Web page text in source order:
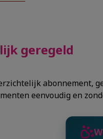
geregeld
abonnement,
eenvoudig en